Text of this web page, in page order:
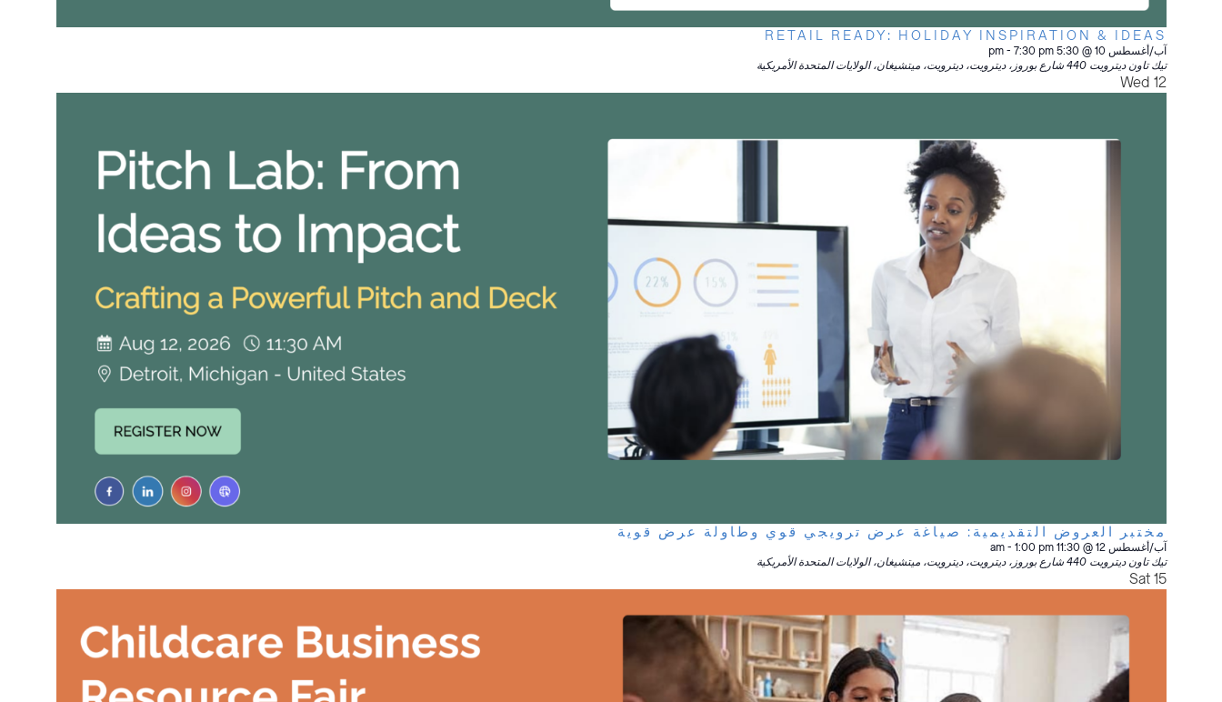
RETAIL READY: HOLIDAY INSPIRATION & IDEAS
آب/أغسطس 10 @ 5:30 pm - 7:30 pm
تيك تاون ديترويت 440 شارع بوروز، ديترويت، ديترويت، ميتشيغان، الولايات المتحدة الأمريكية
Wed 12
مختبر العروض التقديمية: صياغة عرض ترويجي قوي وطاولة عرض قوية
آب/أغسطس 12 @ 11:30 am - 1:00 pm
تيك تاون ديترويت 440 شارع بوروز، ديترويت، ديترويت، ميتشيغان، الولايات المتحدة الأمريكية
Sat15